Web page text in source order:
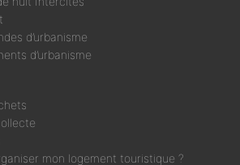
d’urbanisme
d’urbanisme
mon logement touristique ?